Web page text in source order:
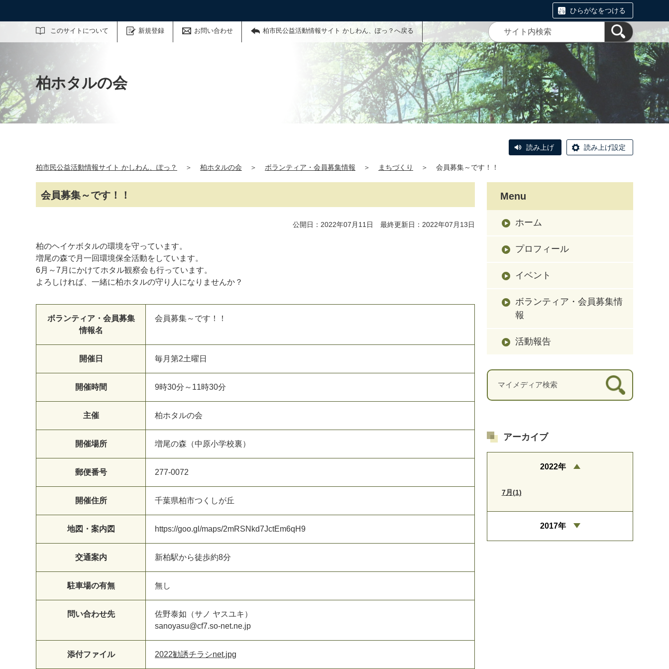
ひらがなをつける
このサイトについて 新規登録 お問い合わせ 柏市民公益活動情報サイト かしわん、ぽっ？へ戻る
サイト内検索
柏ホタルの会
読み上げ 読み上げ設定
柏市民公益活動情報サイト かしわん、ぽっ？ ＞ 柏ホタルの会 ＞ ボランティア・会員募集情報 ＞ まちづくり ＞ 会員募集～です！！
会員募集～です！！
公開日：2022年07月11日 最終更新日：2022年07月13日
柏のヘイケボタルの環境を守っています。
増尾の森で月一回環境保全活動をしています。
6月～7月にかけてホタル観察会も行っています。
よろしければ、一緒に柏ホタルの守り人になりませんか？
ボランティア・会員募集
情報名
会員募集～です！！
開催日 毎月第2土曜日
開催時間 9時30分～11時30分
主催 柏ホタルの会
開催場所 増尾の森（中原小学校裏）
郵便番号 277-0072
開催住所 千葉県柏市つくしが丘
地図・案内図 https://goo.gl/maps/2mRSNkd7JctEm6qH9
交通案内 新柏駅から徒歩約8分
駐車場の有無 無し
問い合わせ先
佐野泰如（サノ ヤスユキ）
sanoyasu@cf7.so-net.ne.jp
添付ファイル 2022勧誘チラシnet.jpg
Menu
ホーム
プロフィール
イベント
ボランティア・会員募集情
報
活動報告
マイメディア検索
アーカイブ
2022年
7月(1)
2017年